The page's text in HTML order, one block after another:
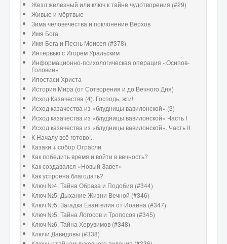
Жезл железный или ключ к тайне чудотворения (#29)
Живые и мёртвые
Зима человечества и поклонение Верхов
Имя Бога
Имя Бога и Песнь Моисея (#378)
Интервью с Игорем Уральским
Информационно-психологическая операция «Осипов-
Головин»
Ипостаси Христа
История Мира (от Сотворения и до Вечного Дня)
Исход Казачества (4). Господь, жги!
Исход казачества из «блудницы вавилонской» (3)
Исход казачества из «блудницы вавилонской» Часть I
Исход казачества из «блудницы вавилонской». Часть II
К Началу всё готово!..
Казаки + собор Отрасли
Как победить время и войти в вечность?
Как создавался «Новый Завет»
Как устроена благодать?
Ключ №4. Тайна Образа и Подобия (#344)
Ключ №5. Дыхание Жизни Вечной (#346)
Ключ №5. Загадка Евангелия от Иоанна (#347)
Ключ №5. Тайна Логосов и Тропосов (#345)
Ключ №6. Тайна Херувимов (#348)
Ключи Давидовы (#338)